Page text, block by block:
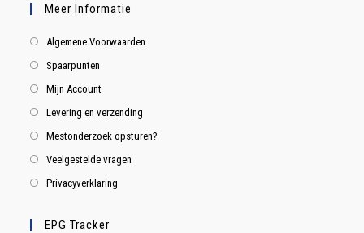
Meer Informatie
Algemene Voorwaarden
Spaarpunten
Mijn Account
Levering en verzending
Mestonderzoek opsturen?
Veelgestelde vragen
Privacyverklaring
EPG Tracker